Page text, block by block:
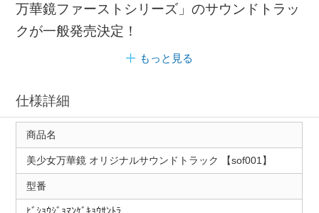
万華鏡ファーストシリーズ」のサウンドトラッ
クが一般発売決定！
もっと見る
仕様詳細
商品名
美少女万華鏡 オリジナルサウンドトラック 【sof001】
型番